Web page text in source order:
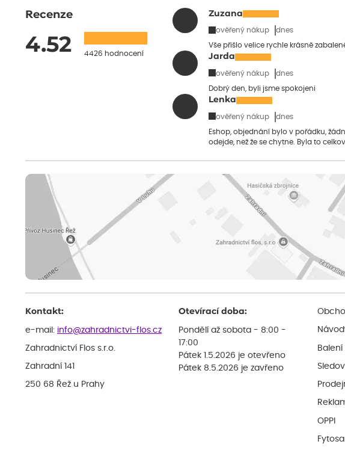
Recenze
4.52 4426 hodnocení
Zuzana
ověřený nákup dnes
Vše přišlo velice rychle krásně
Jarda
ověřený nákup dnes
Dobrý den, byli jsme spokojeni
Lenka
ověřený nákup dnes
Eshop, objednání bylo v pořádku,
odejde, než že se chytne. Byla to
Kontakt:
e-mail: info@zahradnictvi-flos.cz
Zahradnictví Flos s.r.o.
Zahradní 141
250 68 Řež u Prahy
Otevírací doba:
Pondělí až sobota - 8:00 -
17:00
Pátek 1.5.2026 je otevřeno
Pátek 8.5.2026 je zavřeno
OPPI